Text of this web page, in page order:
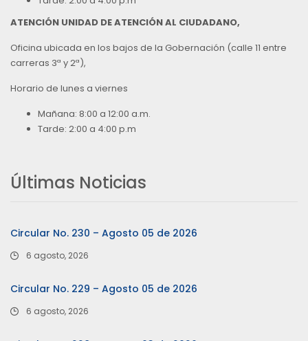
ATENCIÓN UNIDAD DE ATENCIÓN AL CIUDADANO,
Oficina ubicada en los bajos de la Gobernación (calle 11 entre
carreras 3ª y 2ª),
Horario de lunes a viernes
Mañana: 8:00 a 12:00 a.m.
Tarde: 2:00 a 4:00 p.m
Últimas Noticias
Circular No. 230 – Agosto 05 de 2026
6 agosto, 2026
Circular No. 229 – Agosto 05 de 2026
6 agosto, 2026